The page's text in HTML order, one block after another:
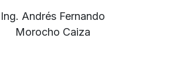
Ing. Andrés Fernando
Morocho Caiza